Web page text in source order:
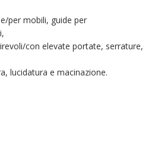
per mobili, guide per
con elevate portate, serrature,
lucidatura e macinazione.